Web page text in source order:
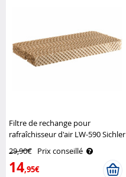
Filtre de rechange pour
rafraîchisseur d'air LW-590 Sichler
29,90€ Prix conseillé
14,95€